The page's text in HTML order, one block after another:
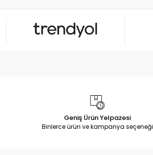
Geniş Ürün Yelpazesi
Binlerce ürün ve kampanya seçeneği